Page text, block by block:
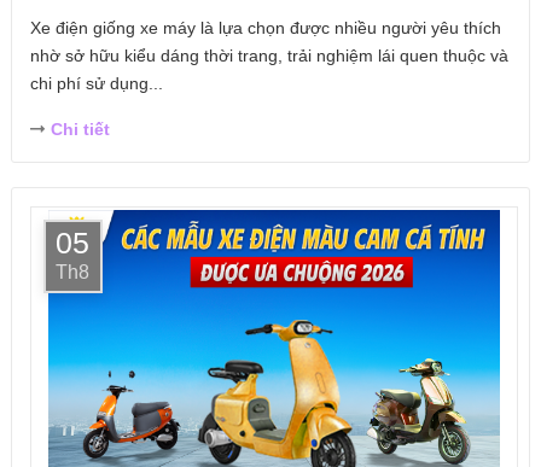
Xe điện giống xe máy là lựa chọn được nhiều người yêu thích
nhờ sở hữu kiểu dáng thời trang, trải nghiệm lái quen thuộc và
chi phí sử dụng...
Chi tiết
05
Th8